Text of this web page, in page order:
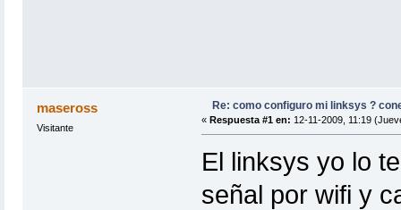
maseross
Visitante
Re: como configuro mi linksys ?
« Respuesta #1 en: 12-11-2009, 11:19
El linksys yo lo
señal por wifi y